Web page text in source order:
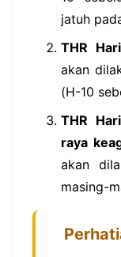
jatuh
THR
akan
(H-10
THR
raya
akan
masing-